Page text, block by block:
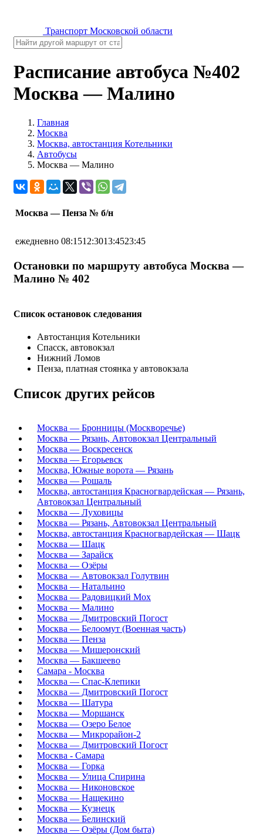
Транспорт Московской области
Расписание автобуса №402
Москва — Малино
Главная
Москва
Москва, автостанция Котельники
Автобусы
Москва — Малино
Москва — Пенза № б/н
ежедневно 08:1512:3013:4523:45
Остановки по маршруту автобуса Москва —
Малино № 402
Список остановок следования
Автостанция Котельники
Спасск, автовокзал
Нижний Ломов
Пенза, платная стоянка у автовокзала
Список других рейсов
Москва — Бронницы (Москворечье)
Москва — Рязань, Автовокзал Центральный
Москва — Воскресенск
Москва — Егорьевск
Москва, Южные ворота — Рязань
Москва — Рошаль
Москва, автостанция Красногвардейская — Рязань,
Автовокзал Центральный
Москва — Луховицы
Москва — Рязань, Автовокзал Центральный
Москва, автостанция Красногвардейская — Шацк
Москва — Шацк
Москва — Зарайск
Москва — Озёры
Москва — Автовокзал Голутвин
Москва — Натальино
Москва — Радовицкий Мох
Москва — Малино
Москва — Дмитровский Погост
Москва — Белоомут (Военная часть)
Москва — Пенза
Москва — Мишеронский
Москва — Бакшеево
Самара - Москва
Москва — Спас-Клепики
Москва — Дмитровский Погост
Москва — Шатура
Москва — Моршанск
Москва — Озеро Белое
Москва — Микрорайон-2
Москва — Дмитровский Погост
Москва - Самара
Москва — Горка
Москва — Улица Спирина
Москва — Никоновское
Москва — Нащекино
Москва — Кузнецк
Москва — Белинский
Москва — Озёры (Дом быта)